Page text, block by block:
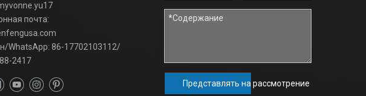
почта:
WhatsApp: 86-17702103112/
2417
Представлять на рассмотрение